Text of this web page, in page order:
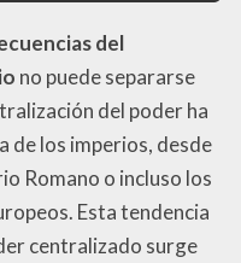
del
no puede separarse
del poder ha
de los imperios, desde
Romano o incluso los
Esta tendencia
centralizado surge